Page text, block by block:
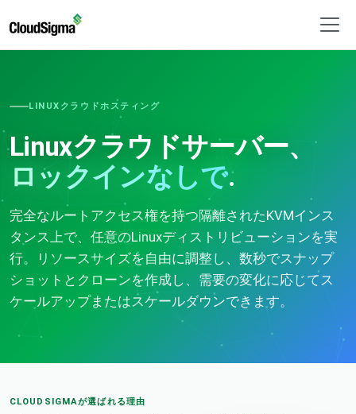
LINUXクラウドホスティング
Linuxクラウドサーバー、
ロックインなしで.
完全なルートアクセス権を持つ隔離されたKVMインス
タンス上で、任意のLinuxディストリビューションを実
行。リソースサイズを自由に調整し、数秒でスナップ
ショットとクローンを作成し、需要の変化に応じてス
ケールアップまたはスケールダウンできます。
CLOUDSIGMAが選ばれる理由